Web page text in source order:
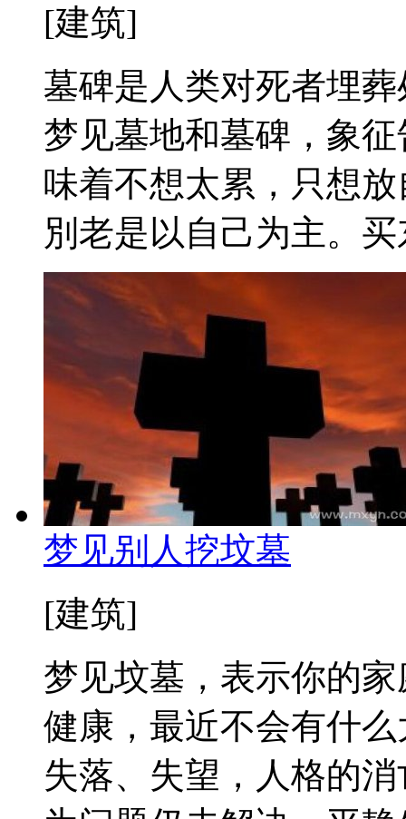
[建筑]
墓碑是人类对死者埋
梦见墓地和墓碑，象
味着不想太累，只想
別老是以自己为主。
梦见别人挖坟墓
[建筑]
梦见坟墓，表示你的
健康，最近不会有什
失落、失望，人格的